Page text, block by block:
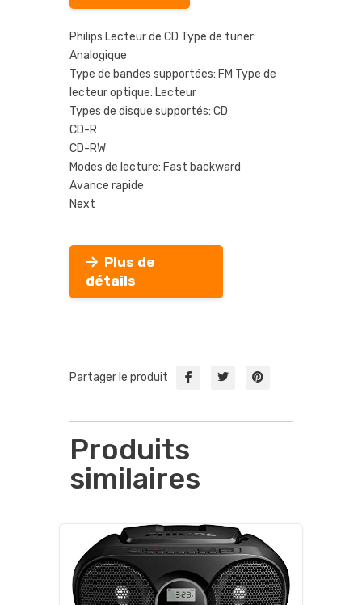
Philips Lecteur de CD Type de tuner:
Analogique
Type de bandes supportées: FM Type de
lecteur optique: Lecteur
Types de disque supportés: CD
CD-R
CD-RW
Modes de lecture: Fast backward
Avance rapide
Next
Plus de
détails
Partager le produit
Produits
similaires